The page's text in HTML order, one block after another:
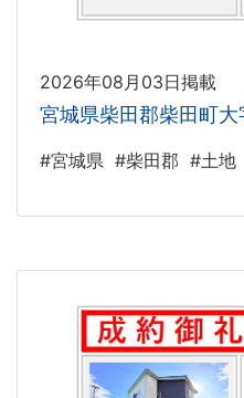
2026年08月03日掲載
宮城県柴田郡柴田町
#宮城県 #柴田郡 #土地